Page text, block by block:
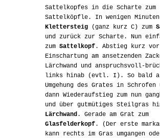
Sattelkopfes in die Scharte zum
Sattelköpfle. In wenigen
Klettersteig
(ganz kurz C) zum
und zurück zur Scharte. Nun
zum Sattelkopf. Abstieg kurz
Einschartung am ansetzenden
Lärchwand und anspruchsvoll-
links hinab (evtl. I). So bald
Umgehung des Grates in Schrofen
dann Wiederaufstieg zum nun
und über gutmütiges Steilgras
Lärchwand. Gerade am Grat zum
Glasfelderkopf. (Der erste
kann rechts im Gras umgangen